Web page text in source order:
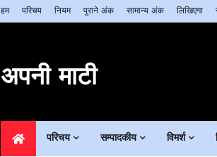
हम परिचय नियम पुराने अंक सामान्य अंक लिखिएगा
अपनी माटी
परिचय सम्पादकीय विमर्श